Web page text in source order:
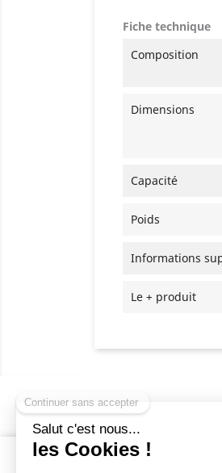
Fiche technique
Composition
Dimensions
Capacité
Poids
Informations
Le + produit
INFORMATIONS